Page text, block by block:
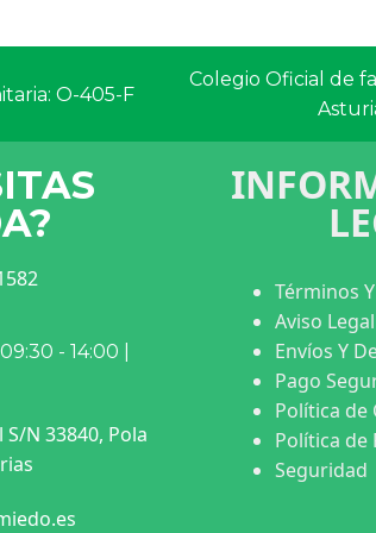
O-405-F
Colegio Oficial de
- 14:00 |
N 33840, Pola
Términos
Aviso Legal
Envíos Y
Pago
Política de
Política de
Seguridad